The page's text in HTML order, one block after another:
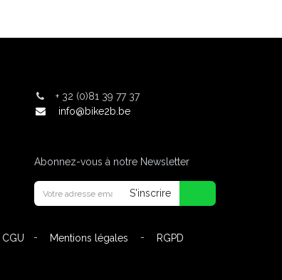
+ 32 (0)81 39 77 37
info@bike2b.be
Abonnez-vous à notre Newsletter
S'inscrire
CGU - Mentions légales - RGPD